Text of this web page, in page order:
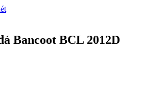
Bancoot BCL 2012D